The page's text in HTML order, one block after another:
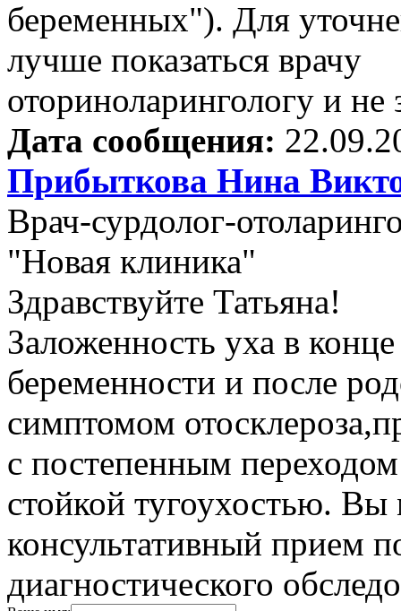
беременных"). Для
лучше показаться врачу
оториноларингологу и не
Дата сообщения:
Прибыткова Нина
Врач-сурдолог-
"Новая клиника"
Здравствуйте Татьяна!
Заложенность уха в конце
беременности и после
симптомом
с постепенным
стойкой тугоухостью. Вы
консультативный прием
диагностического